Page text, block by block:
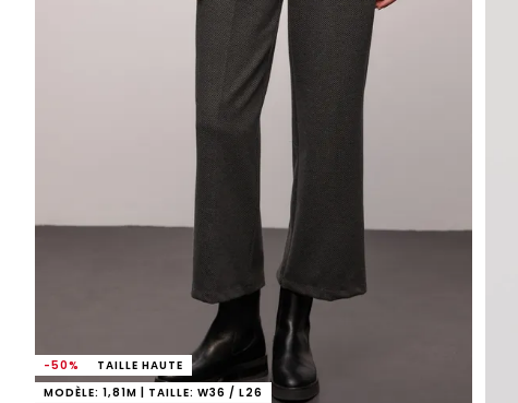
-50%
TAILLE HAUTE
MODÈLE: 1,81M | TAILLE: W36 / L26